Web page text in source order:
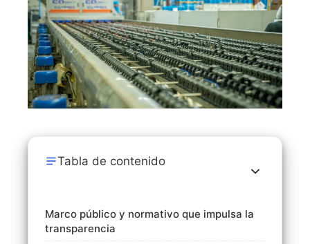
Tabla de contenido
Marco público y normativo que impulsa la
transparencia